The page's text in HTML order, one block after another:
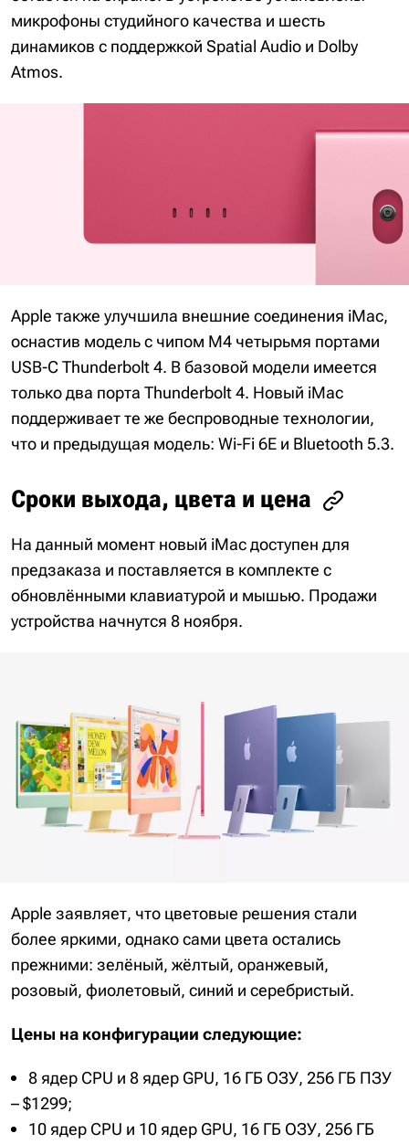
микрофоны студийного качества и шесть
динамиков с поддержкой Spatial Audio и Dolby
Atmos.
Apple также улучшила внешние соединения iMac,
оснастив модель с чипом M4 четырьмя портами
USB-C Thunderbolt 4. В базовой модели имеется
только два порта Thunderbolt 4. Новый iMac
поддерживает те же беспроводные технологии,
что и предыдущая модель: Wi-Fi 6E и Bluetooth 5.3.
Сроки выхода, цвета и цена
На данный момент новый iMac доступен для
предзаказа и поставляется в комплекте с
обновлёнными клавиатурой и мышью. Продажи
устройства начнутся 8 ноября.
Apple заявляет, что цветовые решения стали
более яркими, однако сами цвета остались
прежними: зелёный, жёлтый, оранжевый,
розовый, фиолетовый, синий и серебристый.
Цены на конфигурации следующие:
8 ядер CPU и 8 ядер GPU, 16 ГБ ОЗУ, 256 ГБ ПЗУ
– $1299;
10 ядер CPU и 10 ядер GPU, 16 ГБ ОЗУ, 256 ГБ